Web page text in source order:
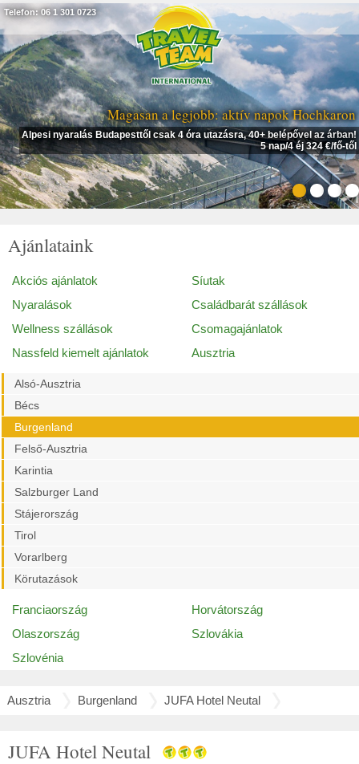
Magasan a legjobb: aktív napok Hochkaron
Alpesi nyaralás Budapesttől csak 4 óra utazásra, 40+ belépővel az árban!
5 nap/4 éj 324 €/fő-től
Telefon: 06 1 301 0723
Ajánlataink
Akciós ajánlatok
Síutak
Nyaralások
Családbarát szállások
Wellness szállások
Csomagajánlatok
Nassfeld kiemelt ajánlatok
Ausztria
Alsó-Ausztria
Bécs
Burgenland
Felső-Ausztria
Karintia
Salzburger Land
Stájerország
Tirol
Vorarlberg
Körutazások
Franciaország
Horvátország
Olaszország
Szlovákia
Szlovénia
Ausztria Burgenland JUFA Hotel Neutal
JUFA Hotel Neutal